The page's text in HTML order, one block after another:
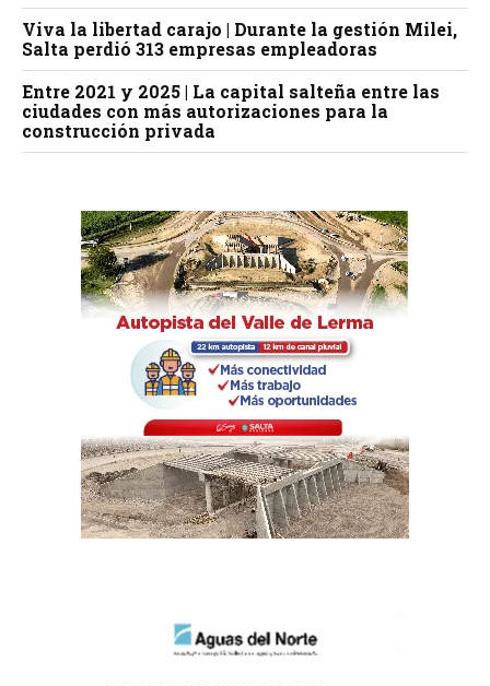
Viva la libertad carajo | Durante la gestión Milei,
Salta perdió 313 empresas empleadoras
Entre 2021 y 2025 | La capital salteña entre las
ciudades con más autorizaciones para la
construcción privada